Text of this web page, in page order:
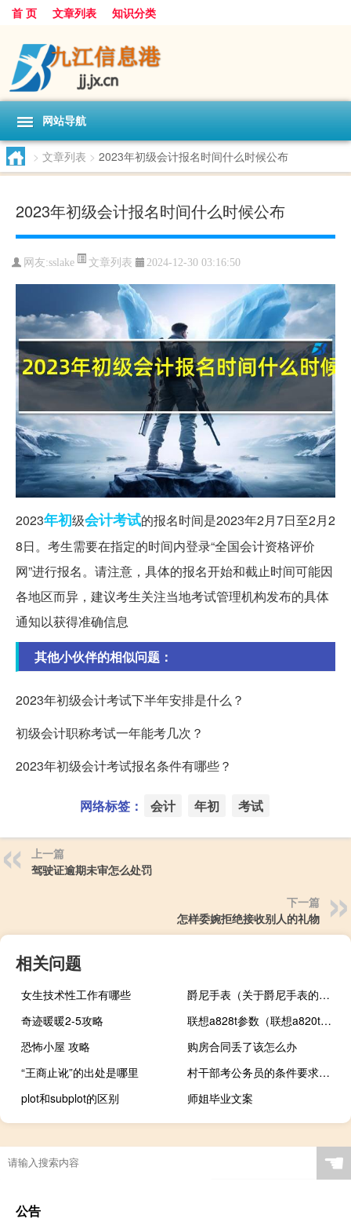
首 页 文章列表 知识分类
网站导航
> 文章列表 > 2023年初级会计报名时间什么时候公布
2023年初级会计报名时间什么时候公布
网友:sslake 文章列表 2024-12-30 03:16:50
2023年初级会计考试的报名时间是2023年2月7日至2月2
8日。考生需要在指定的时间内登录“全国会计资格评价
网”进行报名。请注意，具体的报名开始和截止时间可能因
各地区而异，建议考生关注当地考试管理机构发布的具体
通知以获得准确信息
其他小伙伴的相似问题：
2023年初级会计考试下半年安排是什么？
初级会计职称考试一年能考几次？
2023年初级会计考试报名条件有哪些？
网络标签： 会计 年初 考试
上一篇
驾驶证逾期未审怎么处罚
下一篇
怎样委婉拒绝接收别人的礼物
相关问题
女生技术性工作有哪些
爵尼手表（关于爵尼手表的介绍）
奇迹暖暖2-5攻略
联想a828t参数（联想a820t报价）
恐怖小屋 攻略
购房合同丢了该怎么办
“王商止讹”的出处是哪里
村干部考公务员的条件要求有哪些
plot和subplot的区别
师姐毕业文案
☚
公告